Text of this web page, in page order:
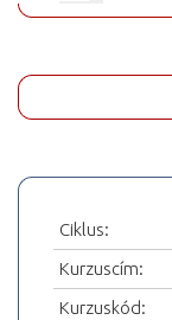
Ciklus:
Kurzuscím:
Kurzuskód: